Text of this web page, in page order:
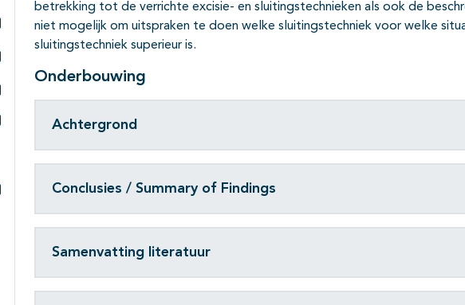
Subpagina's open- en dichtklappen
Subpagina's open- en dichtklappen
betrekking tot de verrichte excisie- en sluitingstechnieken als ook de
niet mogelijk om uitspraken te doen welke sluitingstechniek voor welke
sluitingstechniek superieur is.
Onderbouwing
Achtergrond
Conclusies / Summary of Findings
Samenvatting literatuur